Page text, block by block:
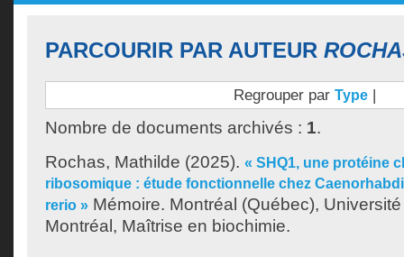
PARCOURIR PAR AUTEUR
Regrouper par Type |
Nombre de documents archivés : 1.
Rochas, Mathilde (2025). « SHQ1, une protéine
ribosomique : étude fonctionnelle chez
rerio » Mémoire. Montréal (Québec),
Montréal, Maîtrise en biochimie.